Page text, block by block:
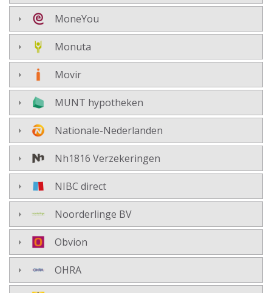
MoneYou
Monuta
Movir
MUNT hypotheken
Nationale-Nederlanden
Nh1816 Verzekeringen
NIBC direct
Noorderlinge BV
Obvion
OHRA